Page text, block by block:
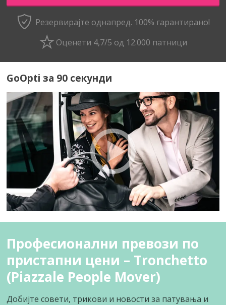
Резервирајте однапред. 100% гарантирано!
Оценети 4,7/5 од 12.000 патници
GoOpti за 90 секунди
Професионални превози по
пристапни цени – Tronchetto
(Piazzale People Mover)
Добијте совети, трикови и новости за патувања и